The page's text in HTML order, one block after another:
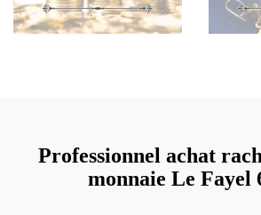
Professionnel achat
monnaie Le Fayel